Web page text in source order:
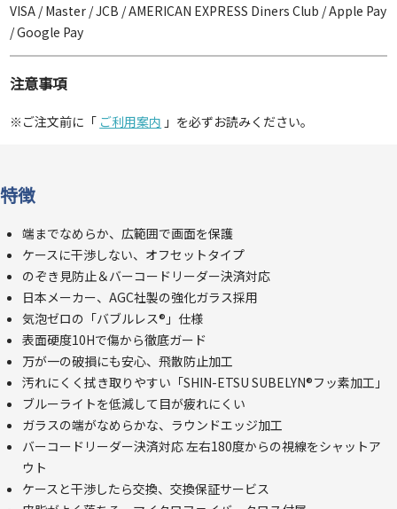
VISA / Master / JCB / AMERICAN EXPRESS Diners Club / Apple Pay
/ Google Pay
注意事項
※ご注文前に「 ご利用案内 」を必ずお読みください。
特徴
端までなめらか、広範囲で画面を保護
ケースに干渉しない、オフセットタイプ
のぞき見防止＆バーコードリーダー決済対応
日本メーカー、AGC社製の強化ガラス採用
気泡ゼロの「バブルレス®」仕様
表面硬度10Hで傷から徹底ガード
万が一の破損にも安心、飛散防止加工
汚れにくく拭き取りやすい「SHIN-ETSU SUBELYN®フッ素加工」
ブルーライトを低減して目が疲れにくい
ガラスの端がなめらかな、ラウンドエッジ加工
バーコードリーダー決済対応 左右180度からの視線をシャットア
ウト
ケースと干渉したら交換、交換保証サービス